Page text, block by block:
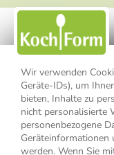
Wir verwenden
Geräte-IDs), um
bieten, Inhalte zu
nicht personalisierte
personenbezogene
werden. Wenn Sie
nicht erkennbar,
Einwilligung zur
kann ich jederzeit mit
den Link "Abmelden"
Option Newsletter im
Datenschutzerklärung
Impressum